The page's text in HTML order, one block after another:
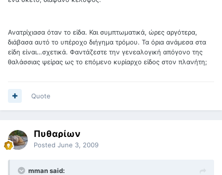
Ανατρίχιασα όταν το είδα. Και συμπτωματικά, ώρες αργότερα,
διάβασα αυτό το υπέροχο διήγημα τρόμου. Τα όρια ανάμεσα στα
είδη είναι…σχετικά. Φαντάζεστε την γενεαλογική απόγονο της
θαλάσσιας ψείρας ως το επόμενο κυρίαρχο είδος στον πλανήτη;
Quote
Πυθαρίων
Posted June 3, 2009
mman said: